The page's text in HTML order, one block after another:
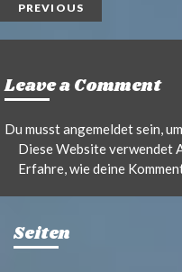
PREVIOUS
Leave a Comment
Du musstangemeldetsein,
Diese Website verwendet
Erfahre, wie deine
Seiten